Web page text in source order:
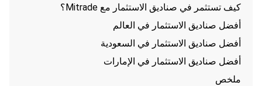
كيف تستثمر في صناديق الاستثمار مع Mitrade؟
أفضل صناديق الاستثمار في العالم
أفضل صناديق الاستثمار في السعودية
أفضل صناديق الاستثمار في الإمارات
ملخص